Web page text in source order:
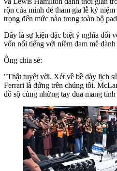
rộn của mình để tham gia lễ kỷ
trọng đến mức nào trong toàn bộ
Đây là sự kiện đặc biệt ý nghĩa đối
vốn nổi tiếng với niềm đam mê
Ông chia sẻ:
"Thật tuyệt vời. Xét về bề dày lịch
Ferrari là đứng trên chúng tôi.
đồ sộ cùng những tay đua mang